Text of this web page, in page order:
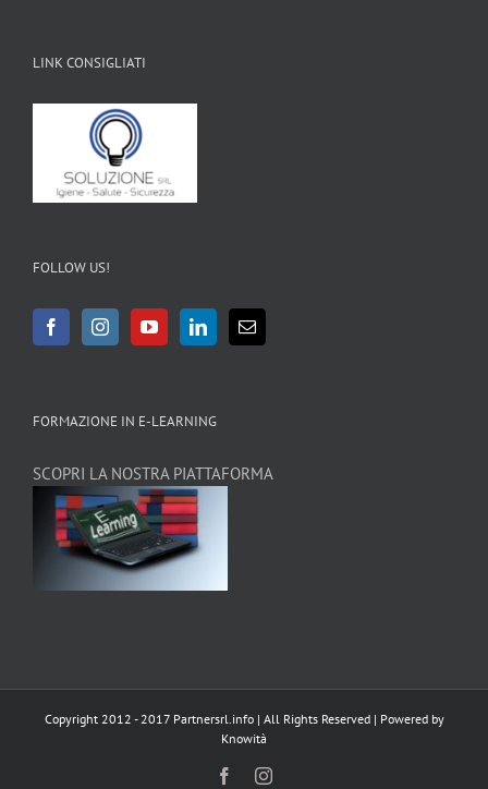
LINK CONSIGLIATI
FOLLOW US!
FORMAZIONE IN E-LEARNING
SCOPRI LA NOSTRA PIATTAFORMA
Copyright 2012 - 2017 Partnersrl.info | All Rights Reserved | Powered by
Knowità
FacebookInstagram